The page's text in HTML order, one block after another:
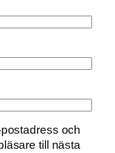
och
till nästa